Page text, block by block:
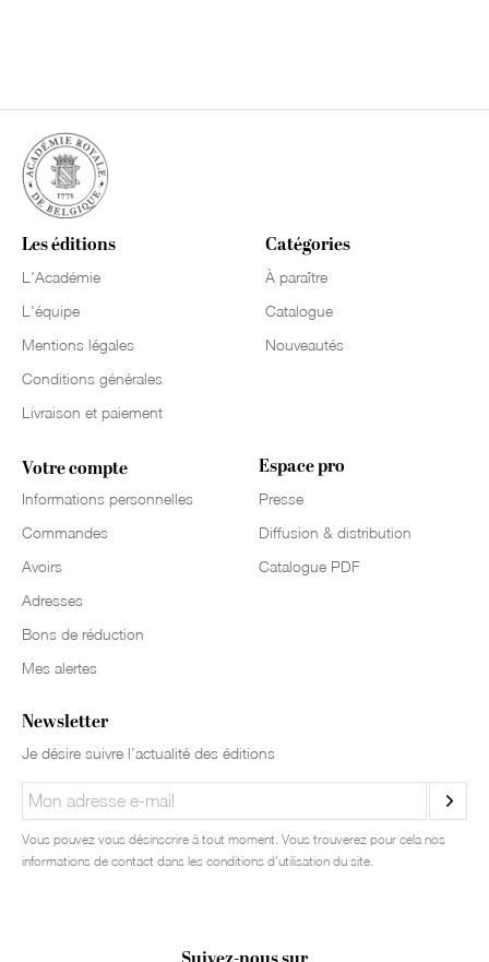
Les éditions
L'Académie
L'équipe
Mentions légales
Conditions générales
Livraison et paiement
Catégories
À paraître
Catalogue
Nouveautés
Votre compte
Informations personnelles
Commandes
Avoirs
Adresses
Bons de réduction
Mes alertes
Espace pro
Presse
Diffusion & distribution
Catalogue PDF
Newsletter
Je désire suivre l’actualité des éditions
Vous pouvez vous désinscrire à tout moment. Vous trouverez pour cela nos
informations de contact dans les conditions d'utilisation du site.